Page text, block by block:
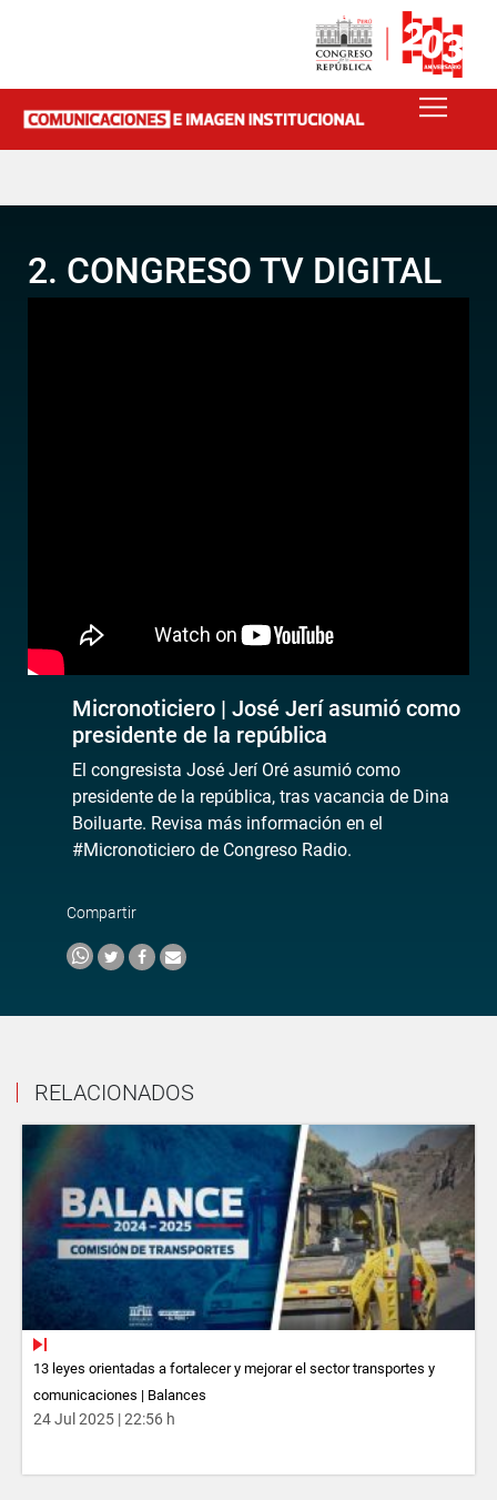
2. CONGRESO TV DIGITAL
Micronoticiero | José Jerí asumió como
presidente de la república
El congresista José Jerí Oré asumió como
presidente de la república, tras vacancia de Dina
Boiluarte. Revisa más información en el
#Micronoticiero de Congreso Radio.
Compartir
RELACIONADOS
13 leyes orientadas a fortalecer y mejorar el sector transportes y
comunicaciones | Balances
24 Jul 2025 | 22:56 h